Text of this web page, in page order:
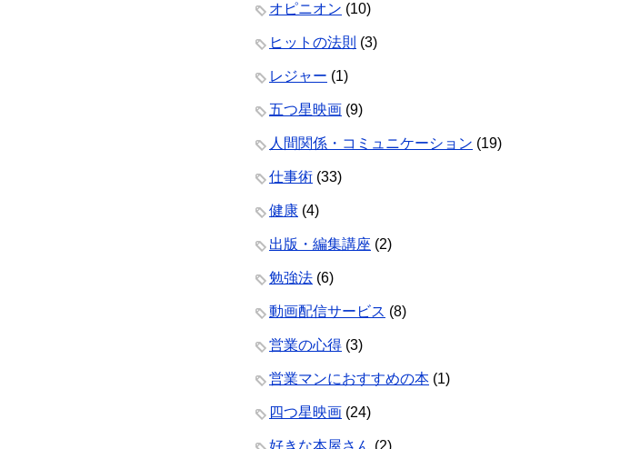
オピニオン (10)
ヒットの法則 (3)
レジャー (1)
五つ星映画 (9)
人間関係・コミュニケーション (19)
仕事術 (33)
健康 (4)
出版・編集講座 (2)
勉強法 (6)
動画配信サービス (8)
営業の心得 (3)
営業マンにおすすめの本 (1)
四つ星映画 (24)
好きな本屋さん (2)